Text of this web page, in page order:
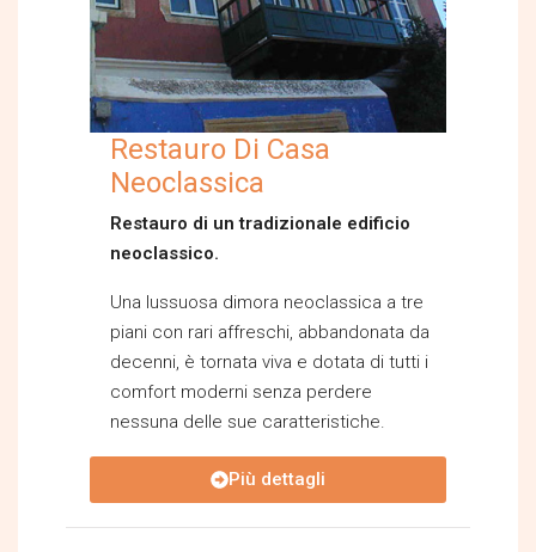
Restauro Di Casa
Neoclassica
Restauro di un tradizionale edificio
neoclassico.
Una lussuosa dimora neoclassica a tre
piani con rari affreschi, abbandonata da
decenni, è tornata viva e dotata di tutti i
comfort moderni senza perdere
nessuna delle sue caratteristiche.
Più dettagli